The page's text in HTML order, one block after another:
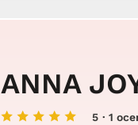
ANNA
5 · 1